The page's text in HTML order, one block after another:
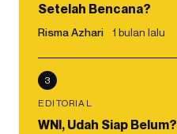
Setelah Bencana?
Risma Azhari 1 bulan lalu
3
EDITORIAL
WNI, Udah Siap Belum?